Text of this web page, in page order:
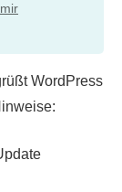
WordPress